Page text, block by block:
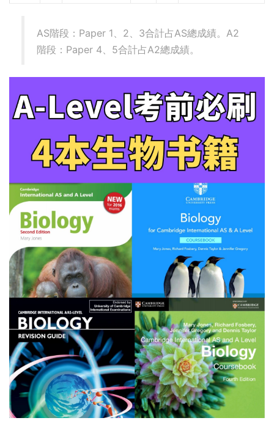
AS階段：Paper 1、2、3合計占AS總成績。A2
階段：Paper 4、5合計占A2總成績。